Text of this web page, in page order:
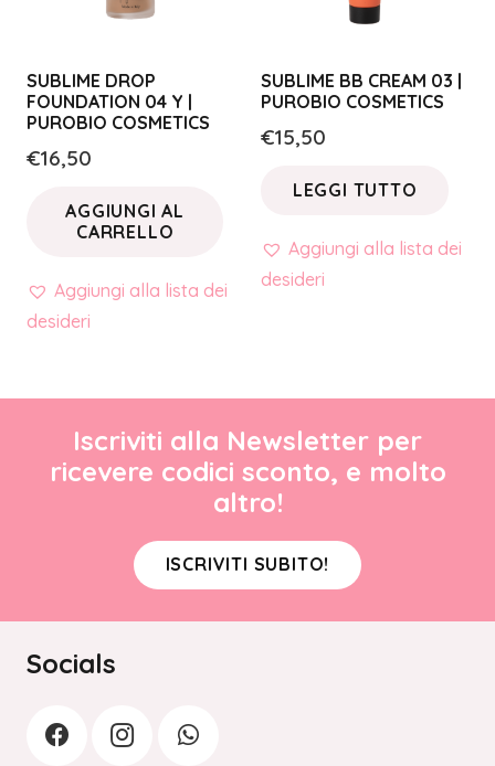
SUBLIME DROP
FOUNDATION 04 Y |
PUROBIO COSMETICS
€16,50
AGGIUNGI AL
CARRELLO
Aggiungi alla lista dei
desideri
SUBLIME BB CREAM 03 |
PUROBIO COSMETICS
€15,50
LEGGI TUTTO
Aggiungi alla lista dei
desideri
Iscriviti alla Newsletter per
ricevere codici sconto, e molto
altro!
ISCRIVITI SUBITO!
Socials